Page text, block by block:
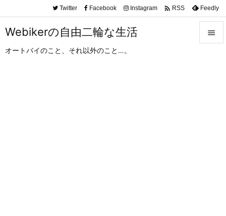
Webikerの自由二輪な生活
オートバイのこと、それ以外のこと…。

Twitter Facebook Instagram  RSS Feedly